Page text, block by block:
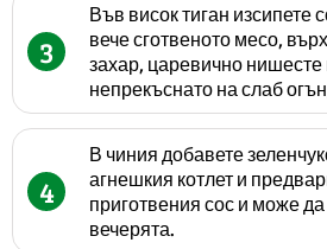
3
Във висок тиган изсипете
вече сготвеното месо,
захар, царевично нишесте
непрекъснато на слаб
4
В чиния добавете
агнешкия котлет и
приготвения сос и може
вечерята.